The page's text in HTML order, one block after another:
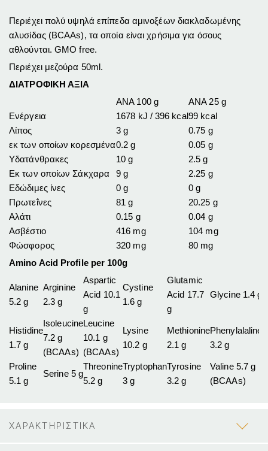
Περιέχει πολύ υψηλά επίπεδα αμινοξέων διακλαδωμένης
αλυσίδας (BCAAs), τα οποία είναι χρήσιμα για όσους
αθλούνται. GMO free.
Περιέχει μεζούρα 50ml.
ΔΙΑΤΡΟΦΙΚΗ ΑΞΙΑ
ΑΝΑ 100 g
ANA 25 g
Ενέργεια
1678 kJ / 396 kcal99 kcal
Λίπος
3 g
0.75 g
εκ των οποίων κορεσμένα0.2 g
0.05 g
Υδατάνθρακες
10 g
2.5 g
Εκ των οποίων Σάκχαρα
9 g
2.25 g
Εδώδιμες ίνες
0 g
0 g
Πρωτεΐνες
81 g
20.25 g
Αλάτι
0.15 g
0.04 g
Ασβέστιο
416 mg
104 mg
Φώσφορος
320 mg
80 mg
Amino Acid Profile per 100g
Alanine
5.2 g
Arginine
2.3 g
Aspartic
Acid 10.1
g
Cystine
1.6 g
Glutamic
Acid 17.7
g
Glycine 1.4 g
Histidine
1.7 g
Isoleucine
7.2 g
(BCAAs)
Leucine
10.1 g
(BCAAs)
Lysine
10.2 g
Methionine
2.1 g
Phenylalaline
3.2 g
Proline
5.1 g
Serine 5 g
Threonine
5.2 g
Tryptophan
3 g
Tyrosine
3.2 g
Valine 5.7 g
(BCAAs)
ΧΑΡΑΚΤΗΡΙΣΤΙΚΑ